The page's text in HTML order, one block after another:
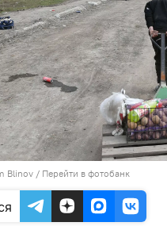
Blinov / Перейти в фотобанк